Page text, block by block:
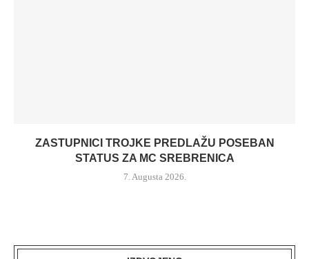
ZASTUPNICI TROJKE PREDLAŽU POSEBAN
STATUS ZA MC SREBRENICA
7. Augusta 2026.